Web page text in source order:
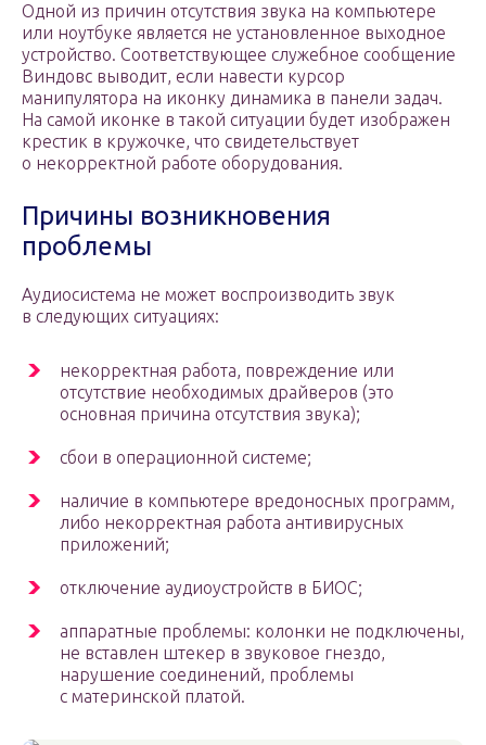
Одной из причин отсутствия звука на компьютере
или ноутбуке является не установленное выходное
устройство. Соответствующее служебное сообщение
Виндовс выводит, если навести курсор
манипулятора на иконку динамика в панели задач.
На самой иконке в такой ситуации будет изображен
крестик в кружочке, что свидетельствует
о некорректной работе оборудования.
Причины возникновения
проблемы
Аудиосистема не может воспроизводить звук
в следующих ситуациях:
некорректная работа, повреждение или
отсутствие необходимых драйверов (это
основная причина отсутствия звука);
сбои в операционной системе;
наличие в компьютере вредоносных программ,
либо некорректная работа антивирусных
приложений;
отключение аудиоустройств в БИОС;
аппаратные проблемы: колонки не подключены,
не вставлен штекер в звуковое гнездо,
нарушение соединений, проблемы
с материнской платой.